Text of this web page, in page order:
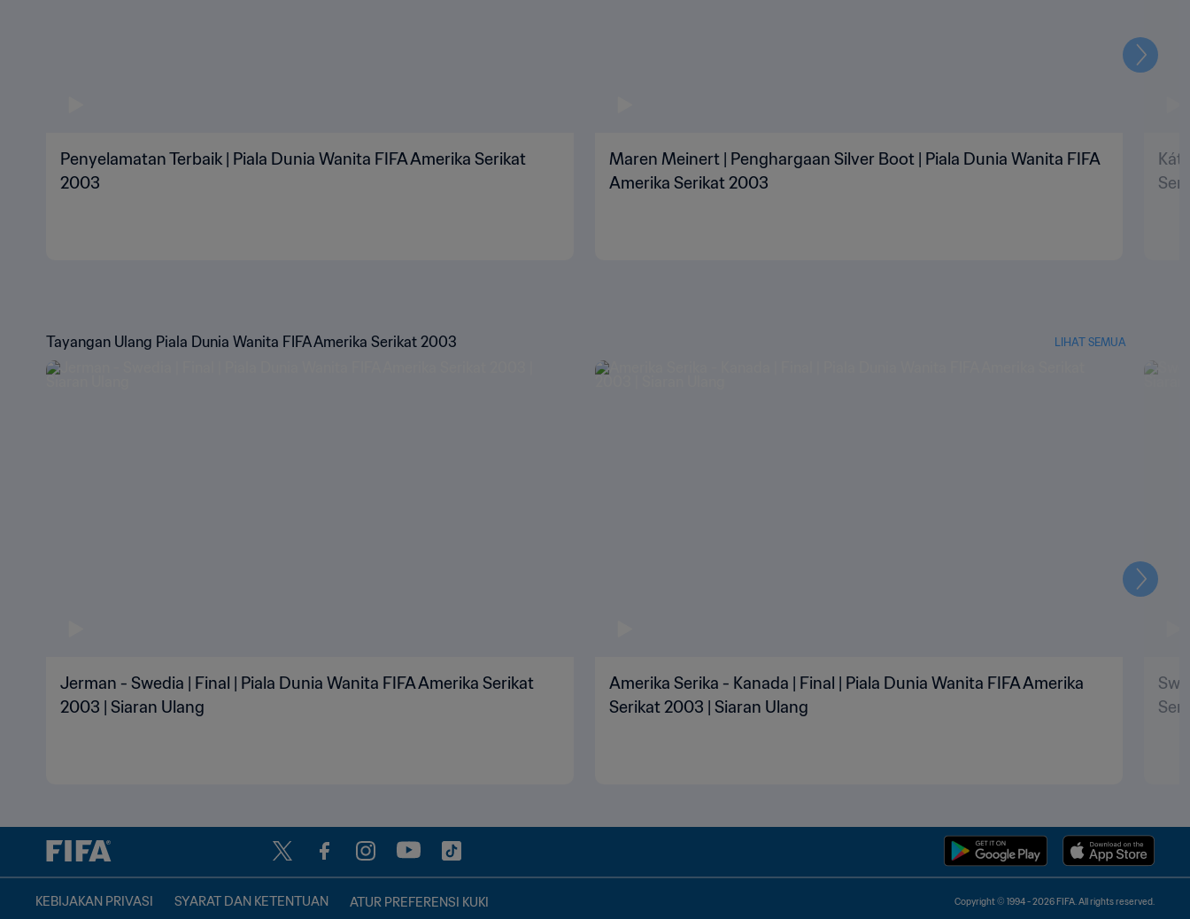
Penyelamatan Terbaik | Piala Dunia Wanita FIFA Amerika Serikat
2003
Maren Meinert | Penghargaan Silver Boot | Piala Dunia Wanita FIFA
Amerika Serikat 2003
Tayangan Ulang Piala Dunia Wanita FIFA Amerika Serikat 2003 LIHAT SEMUA
Jerman - Swedia | Final | Piala Dunia Wanita FIFA Amerika Serikat
2003 | Siaran Ulang
Amerika Serika - Kanada | Final | Piala Dunia Wanita FIFA Amerika
Serikat 2003 | Siaran Ulang
KEBIJAKAN PRIVASI SYARAT DAN KETENTUAN ATUR PREFERENSI KUKI Copyright © 1994 - 2026 FIFA. All rights reserved.